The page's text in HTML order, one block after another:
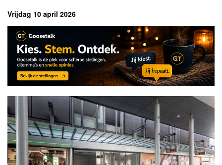
Vrijdag 10 april 2026